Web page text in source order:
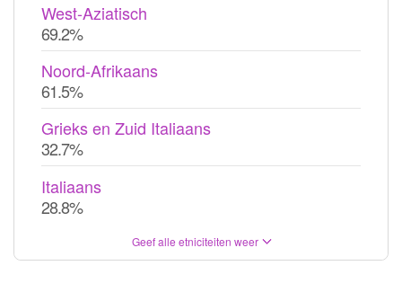
West-Aziatisch
69.2%
Noord-Afrikaans
61.5%
Grieks en Zuid Italiaans
32.7%
Italiaans
28.8%
Geef alle etniciteiten weer